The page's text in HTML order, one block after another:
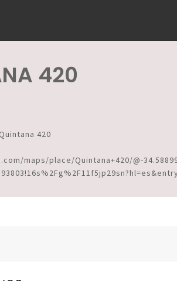
420
420
maps/place/Quintana+420/@-